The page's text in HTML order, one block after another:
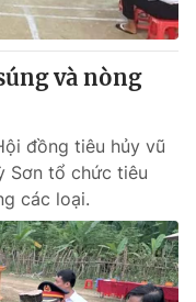
không có sự chấp
khi phát hành lại
và nòng
đồng tiêu hủy vũ
Sơn tổ chức tiêu
các loại.